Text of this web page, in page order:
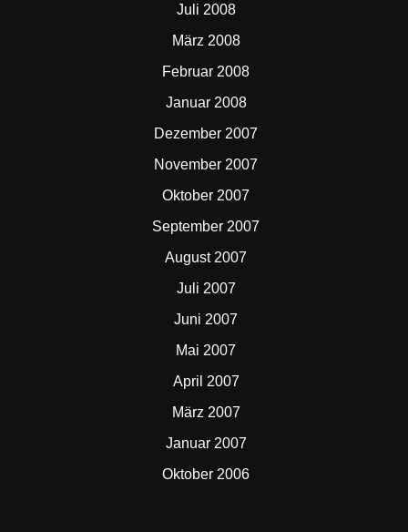
Juli 2008
März 2008
Februar 2008
Januar 2008
Dezember 2007
November 2007
Oktober 2007
September 2007
August 2007
Juli 2007
Juni 2007
Mai 2007
April 2007
März 2007
Januar 2007
Oktober 2006